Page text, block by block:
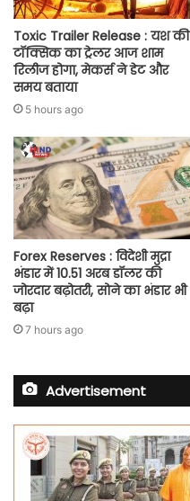
Toxic Trailer Release : यश की
टॉक्सिक का ट्रेलर आज शाम
रिलीज होगा, मेकर्स ने डेट और
समय बताया
5 hours ago
Forex Reserves : विदेशी मुद्रा
भंडार में 10.51 अरब डॉलर की
जोरदार बढ़ोतरी, सोने का भंडार भी
बढ़ा
7 hours ago
Advertisement